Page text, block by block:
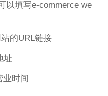
以填写e-commerce we
的URL链接
址
业时间